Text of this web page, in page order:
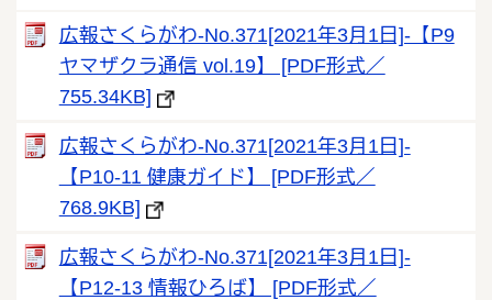
広報さくらがわ-No.371[2021年3月1日]‐【P9
ヤマザクラ通信 vol.19】 [PDF形式／
755.34KB]
広報さくらがわ-No.371[2021年3月1日]‐
【P10-11 健康ガイド】 [PDF形式／
768.9KB]
広報さくらがわ-No.371[2021年3月1日]‐
【P12-13 情報ひろば】 [PDF形式／